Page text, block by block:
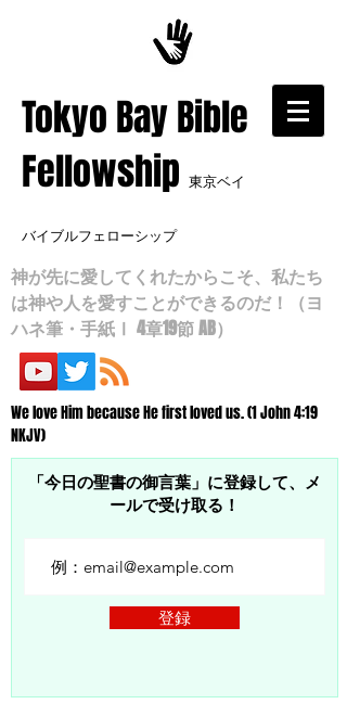
​Tokyo Bay Bible
Fellowship 東京ベイ
バイブルフェローシップ
神が先に愛してくれたからこそ、私たち
は神や人を愛すことができるのだ！（ヨ
ハネ筆・手紙Ⅰ 4章19節 AB）
We love Him because He first loved us. (1 John 4:19
NKJV)
「今日の聖書の御言葉」に登録して、メ
ールで受け取る！
登録